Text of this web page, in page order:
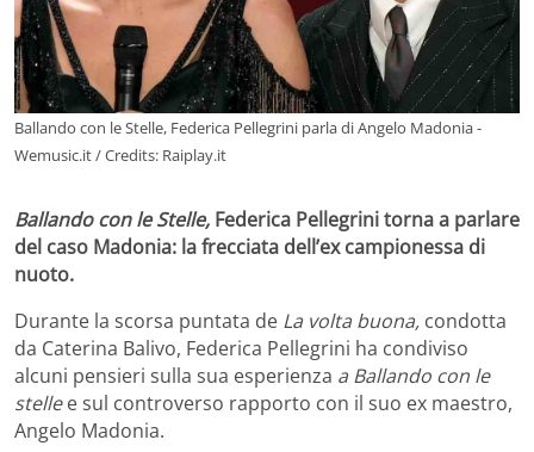
Ballando con le Stelle, Federica Pellegrini parla di Angelo Madonia -
Wemusic.it / Credits: Raiplay.it
Ballando con le Stelle, Federica Pellegrini torna a parlare
del caso Madonia: la frecciata dell’ex campionessa di
nuoto.
Durante la scorsa puntata de La volta buona, condotta
da Caterina Balivo, Federica Pellegrini ha condiviso
alcuni pensieri sulla sua esperienza a Ballando con le
stellee sul controverso rapporto con il suo ex maestro,
Angelo Madonia.